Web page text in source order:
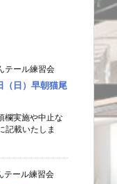
テール練習会
（日）早朝猫尾
欄実施や中止な
記載いたしま
テール練習会